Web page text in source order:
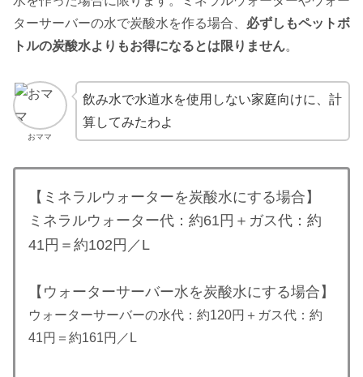
ターサーバーの水で炭酸水を作る場合、 必ずしもペットボ
トルの炭酸水よりもお得になるとは限りません。
おママ
飲み水で水道水を使用しない家庭向けに、計
算してみたわよ
【ミネラルウォーターを炭酸水にする場合】
ミネラルウォーター代：約61円＋ガス代：約
41円＝約102円／L
【ウォーターサーバー水を炭酸水にする場合】
ウォーターサーバーの水代：約120円＋ガス代：約
41円＝約161円／L